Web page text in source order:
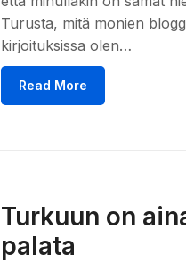
Turusta, mitä monien
kirjoituksissa olen…
Read More
Turkuun on
palata